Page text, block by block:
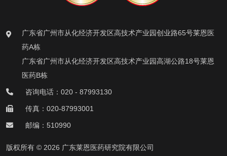
广东省广州市从化经济开发区高技术产业园创业路65号莱恩医
药A栋
广东省广州市从化经济开发区高技术产业园高湖公路18号莱恩
医药B栋
咨询电话：020 - 87993130
传真：020-87993001
邮编：510990
版权所有 © 2026 广东莱恩医药研究院有限公司